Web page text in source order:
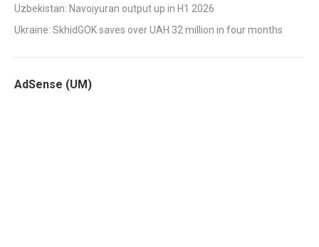
Uzbekistan: Navoiyuran output up in H1 2026
Ukraine: SkhidGOK saves over UAH 32 million in four months
AdSense (UM)